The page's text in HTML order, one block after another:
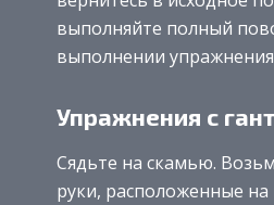
выполняйте полный
выполнении
Упражнения с
Сядьте на скамью.
руки, расположенные